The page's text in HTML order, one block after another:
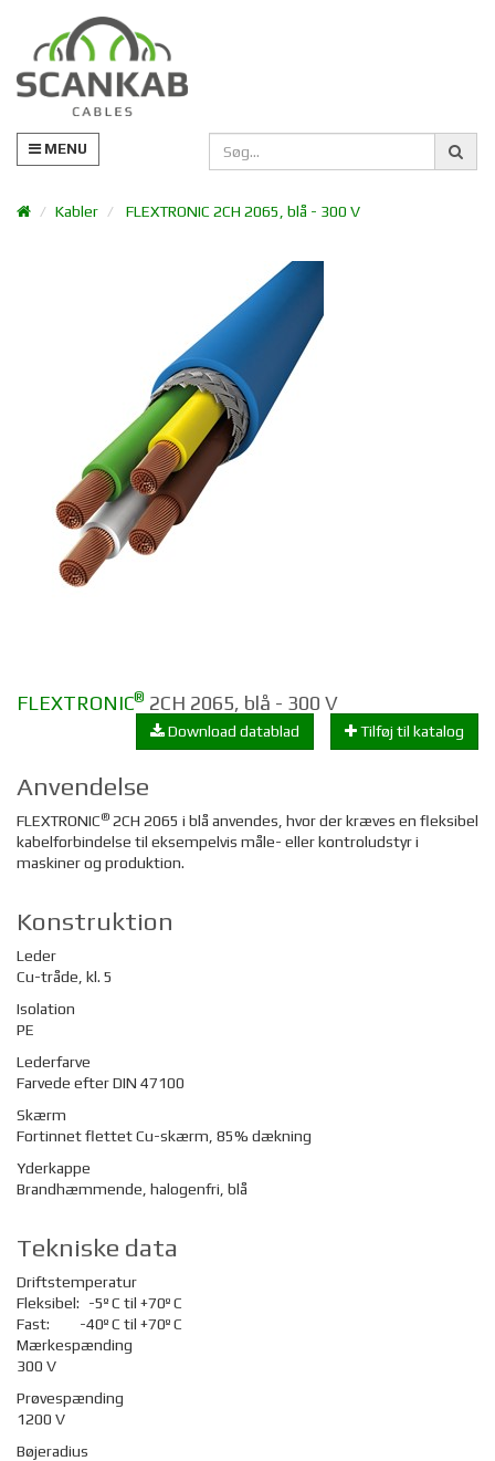
MENU
Kabler FLEXTRONIC 2CH 2065, blå - 300 V
FLEXTRONIC® 2CH 2065, blå - 300 V
Tilføj til katalog
Download datablad
Anvendelse
FLEXTRONIC® 2CH 2065 i blå anvendes, hvor der kræves en fleksibel
kabelforbindelse til eksempelvis måle- eller kontroludstyr i
maskiner og produktion.
Konstruktion
Leder
Cu-tråde, kl. 5
Isolation
PE
Lederfarve
Farvede efter DIN 47100
Skærm
Fortinnet flettet Cu-skærm, 85% dækning
Yderkappe
Brandhæmmende, halogenfri, blå
Tekniske data
Driftstemperatur
Fleksibel:
-5º C til +70º C
Fast:
-40º C til +70º C
Mærkespænding
300 V
Prøvespænding
1200 V
Bøjeradius